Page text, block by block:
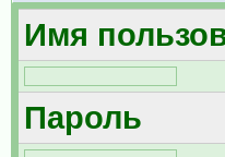
Имя
Пароль